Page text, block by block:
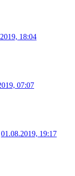
18:04
07:07
01.08.2019, 19:17